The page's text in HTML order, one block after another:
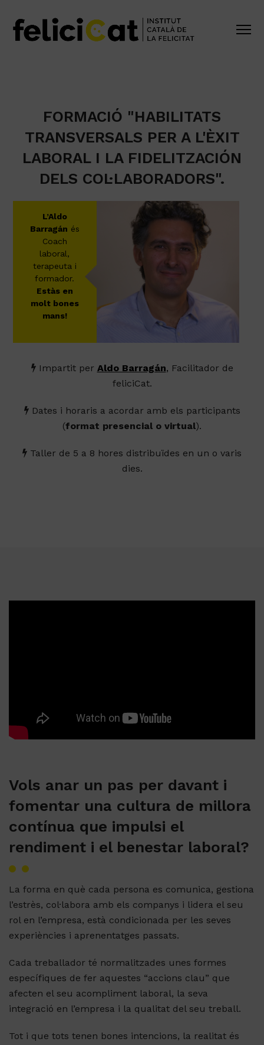
FORMACIÓ "HABILITATS
TRANSVERSALS PER A L'ÈXIT
LABORAL I LA FIDELITZACIÓN
DELS COL·LABORADORS".
L’Aldo
Barragán és
Coach
laboral,
terapeuta i
formador.
Estàs en
molt bones
mans!
Impartit per Aldo Barragán, Facilitador de
feliciCat.
Dates i horaris a acordar amb els participants
(format presencial o virtual).
Taller de 5 a 8 hores distribuïdes en un o varis
dies.
Vols anar un pas per davant i
fomentar una cultura de millora
contínua que impulsi el
rendiment i el benestar laboral?
La forma en què cada persona es comunica, gestiona
l’estrès, col·labora amb els companys i lidera el seu
rol en l’empresa, està condicionada per les seves
experiències i aprenentatges passats.
Cada treballador té normalitzades unes formes
específiques de fer aquestes “accions clau” que
afecten el seu acompliment laboral, la seva
integració en l’empresa i la qualitat del seu treball.
Tot i que tots tenen bones intencions, la realitat és